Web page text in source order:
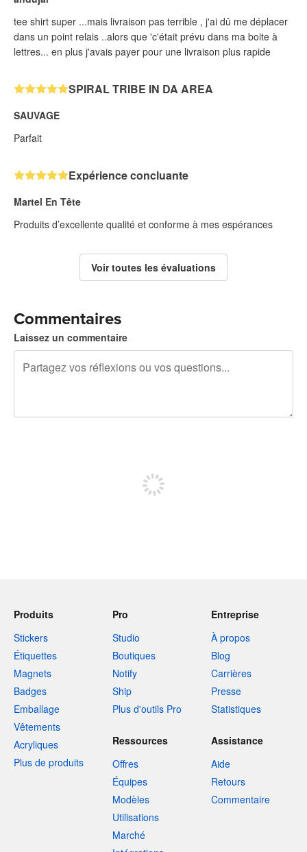
tee shirt super ...mais livraison pas terrible , j'ai dû me déplacer
dans un point relais ..alors que 'c'était prévu dans ma boite à
lettres... en plus j'avais payer pour une livraison plus rapide
SPIRAL TRIBE IN DA AREA
SAUVAGE
Parfait
Expérience concluante
Martel En Tête
Produits d’excellente qualité et conforme à mes espérances
Voir toutes les évaluations
Commentaires
Laissez un commentaire
Produits
Stickers
Étiquettes
Magnets
Badges
Emballage
Vêtements
Acryliques
Plus de produits
Pro
Studio
Boutiques
Notify
Ship
Plus d'outils Pro
Entreprise
À propos
Blog
Carrières
Presse
Statistiques
Ressources
Offres
Équipes
Modèles
Utilisations
Marché
Assistance
Aide
Retours
Commentaire